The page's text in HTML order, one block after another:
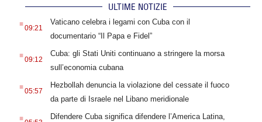
ULTIME NOTIZIE
.09:21
Vaticano celebra i legami con Cuba con il
documentario “Il Papa e Fidel”
.09:12
Cuba: gli Stati Uniti continuano a stringere la morsa
sull’economia cubana
.05:57
Hezbollah denuncia la violazione del cessate il fuoco
da parte di Israele nel Libano meridionale
.
Difendere Cuba significa difendere l’America Latina,